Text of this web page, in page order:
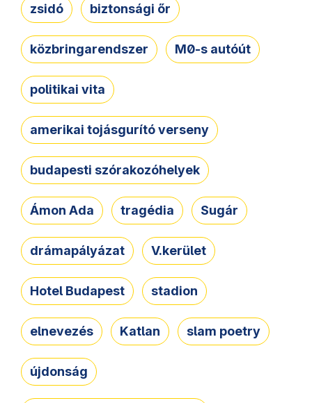
zsidó biztonsági őr
közbringarendszer M0-s autóút
politikai vita
amerikai tojásgurító verseny
budapesti szórakozóhelyek
Ámon Ada tragédia Sugár
drámapályázat V.kerület
Hotel Budapest stadion
elnevezés Katlan slam poetry
újdonság